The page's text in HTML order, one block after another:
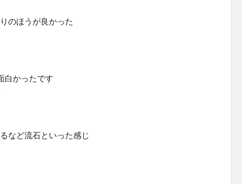
のほうが良かった
白かったです
など流石といった感じ